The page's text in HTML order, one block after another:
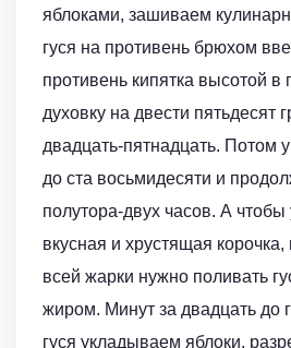
яблоками, зашиваем
гуся на противень брюхом
противень кипятка высотой в
духовку на двести пятьдесят
двадцать-пятнадцать. Потом
до ста восьмидесяти и
полутора-двух часов. А чтобы
вкусная и хрустящая
всей жарки нужно поливать
жиром. Минут за двадцать до
гуся укладываем яблоки,